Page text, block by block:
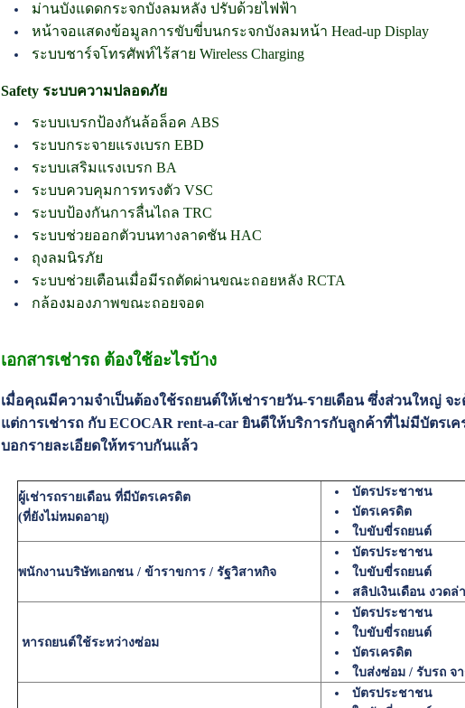
ม่านบังแดดกระจกบังลมหลัง ปรับด้วยไฟฟ้า
หน้าจอแสดงข้อมูลการขับขี่บนกระจกบังลมหน้า Head-up Display
ระบบชาร์จโทรศัพท์ไร้สาย Wireless Charging
Safety ระบบความปลอดภัย
ระบบเบรกป้องกันล้อล็อค ABS
ระบบกระจายแรงเบรก EBD
ระบบเสริมแรงเบรก BA
ระบบควบคุมการทรงตัว VSC
ระบบป้องกันการลื่นไถล TRC
ระบบช่วยออกตัวบนทางลาดชัน HAC
ถุงลมนิรภัย
ระบบช่วยเตือนเมื่อมีรถตัดผ่านขณะถอยหลัง RCTA
กล้องมองภาพขณะถอยจอด
เอกสารเช่ารถ ต้องใช้อะไรบ้าง
เมื่อคุณมีความจำเป็นต้องใช้รถยนต์ให้เช่ารายวัน-รายเดือน ซึ่งส่วนใหญ่ จ
แต่การเช่ารถ กับ ECOCAR rent-a-car ยินดีให้บริการกับลูกค้าที่ไม่มีบัตรเค
บอกรายละเอียดให้ทราบกันแล้ว
ผู้เช่ารถรายเดือน ที่มีบัตรเครดิต
(ที่ยังไม่หมดอายุ)
บัตรประชาชน
บัตรเครดิต
ใบขับขี่รถยนต์
พนักงานบริษัทเอกชน / ข้าราขการ / รัฐวิสาหกิจ
บัตรประชาชน
ใบขับขี่รถยนต์
สลิปเงินเดือน งวดล่
หารถยนต์ใช้ระหว่างซ่อม
บัตรประชาชน
ใบขับขี่รถยนต์
บัตรเครดิต
ใบส่งซ่อม / รับรถ จ
บัตรประชาชน